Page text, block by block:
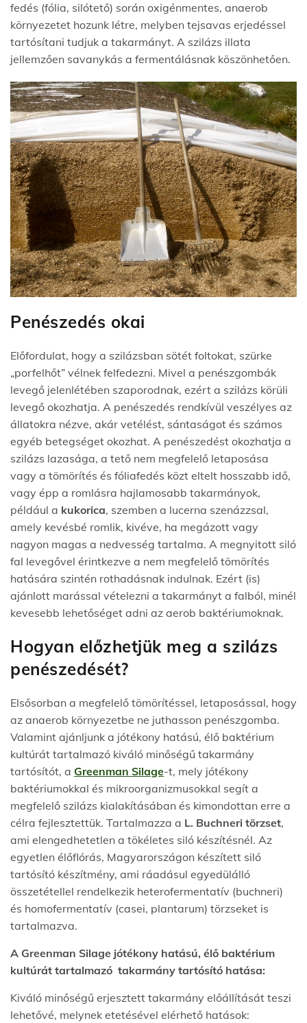
fedés (fólia, silótető) során oxigénmentes, anaerob
környezetet hozunk létre, melyben tejsavas erjedéssel
tartósítani tudjuk a takarmányt. A szilázs illata
jellemzően savanykás a fermentálásnak köszönhetően.
Penészedés okai
Előfordulat, hogy a szilázsban sötét foltokat, szürke
„porfelhőt” vélnek felfedezni. Mivel a penészgombák
levegő jelenlétében szaporodnak, ezért a szilázs körüli
levegő okozhatja. A penészedés rendkívül veszélyes az
állatokra nézve, akár vetélést, sántaságot és számos
egyéb betegséget okozhat. A penészedést okozhatja a
szilázs lazasága, a tető nem megfelelő letaposása
vagy a tömörítés és fóliafedés közt eltelt hosszabb idő,
vagy épp a romlásra hajlamosabb takarmányok,
például a kukorica, szemben a lucerna szenázzsal,
amely kevésbé romlik, kivéve, ha megázott vagy
nagyon magas a nedvesség tartalma. A megnyitott siló
fal levegővel érintkezve a nem megfelelő tömörítés
hatására szintén rothadásnak indulnak. Ezért (is)
ajánlott marással vételezni a takarmányt a falból, minél
kevesebb lehetőséget adni az aerob baktériumoknak.
Hogyan előzhetjük meg a szilázs
penészedését?
Elsősorban a megfelelő tömörítéssel, letaposással, hogy
az anaerob környezetbe ne juthasson penészgomba.
Valamint ajánljunk a jótékony hatású, élő baktérium
kultúrát tartalmazó kiváló minőségű takarmány
tartósítót, a Greenman Silage-t, mely jótékony
baktériumokkal és mikroorganizmusokkal segít a
megfelelő szilázs kialakításában és kimondottan erre a
célra fejlesztettük. Tartalmazza a L. Buchneri törzset,
ami elengedhetetlen a tökéletes siló készítésnél. Az
egyetlen élőflórás, Magyarországon készített siló
tartósító készítmény, ami ráadásul egyedülálló
összetétellel rendelkezik heterofermentatív (buchneri)
és homofermentatív (casei, plantarum) törzseket is
tartalmazva.
A Greenman Silage jótékony hatású, élő baktérium
kultúrát tartalmazó takarmány tartósító hatása:
Kiváló minőségű erjesztett takarmány előállítását teszi
lehetővé, melynek etetésével elérhető hatások: